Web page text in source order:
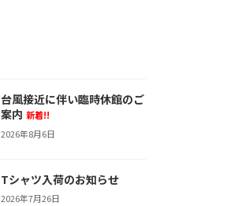
台風接近に伴い臨時休館のご
案内 新着!!
2026年8月6日
Tシャツ入荷のお知らせ
2026年7月26日